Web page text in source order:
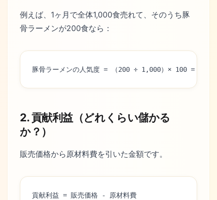
例えば、1ヶ月で全体1,000食売れて、そのうち豚
骨ラーメンが200食なら：
豚骨ラーメンの人気度 = （200 ÷ 1,000）× 100 = 20%
2. 貢献利益（どれくらい儲かる
か？）
販売価格から原材料費を引いた金額です。
貢献利益 = 販売価格 - 原材料費